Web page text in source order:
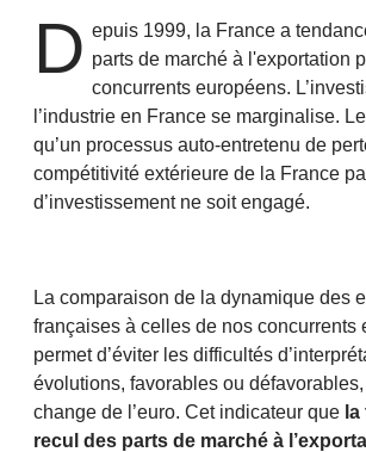
D epuis 1999, la France a
parts de marché à l'exportation
concurrents européens.
l’industrie en France se marginalise.
qu’un processus auto-entretenu de
compétitivité extérieure de la France
d’investissement ne soit engagé.
La comparaison de la dynamique des
françaises à celles de nos concurrents
permet d’éviter les difficultés
évolutions, favorables ou
change de l’euro. Cet indicateur que
recul des parts de marché à